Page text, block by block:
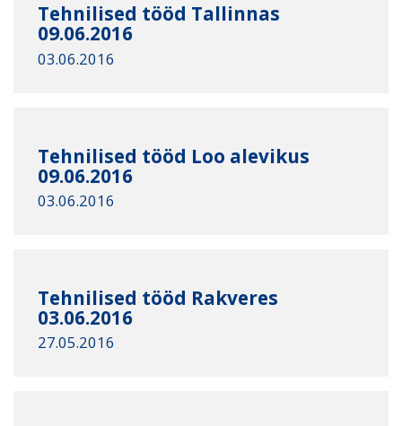
Tehnilised tööd Tallinnas
09.06.2016
03.06.2016
Tehnilised tööd Loo alevikus
09.06.2016
03.06.2016
Tehnilised tööd Rakveres
03.06.2016
27.05.2016